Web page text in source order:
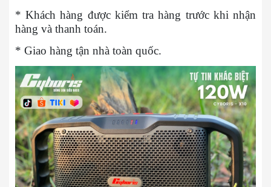
* Khách hàng được kiểm tra hàng trước khi nhận
hàng và thanh toán.
* Giao hàng tận nhà toàn quốc.